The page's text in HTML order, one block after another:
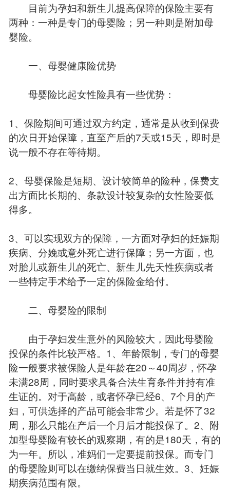
目前为孕妇和新生儿提高保障的保险主要有
两种：一种是专门的母婴险；另一种则是附加母
婴险。
一、母婴健康险优势
母婴险比起女性险具有一些优势：
1、保险期间可通过双方约定，通常是从收到保费
的次日开始保障，直至产后的7天或15天，即时是
说一般不存在等待期。
2、母婴保险是短期、设计较简单的险种，保费支
出方面比长期的、条款设计较复杂的女性险要低
得多。
3、可以实现双方的保障，一方面对孕妇的妊娠期
疾病、分娩或意外死亡进行保障；另一方面，也
对胎儿或新生儿的死亡、新生儿先天性疾病或者
一些特定手术给予一定的保险金给付。
二、母婴险的限制
由于孕妇发生意外的风险较大，因此母婴险
投保的条件比较严格。1、年龄限制，专门的母婴
险一般要求被保险人是年龄在20～40周岁，怀孕
未满28周，同时要求具备合法生育条件并持有准
生证的。对于高龄，或者怀孕已经6、7个月的产
妇，可供选择的产品可能会非常少。若是怀了32
周，那么只能在产后一个月后才能投保了。2、附
加型母婴险有较长的观察期，有的是180天，有的
为一年。所以，准妈们一定要提前投保。而专门
的母婴险则可以在缴纳保费当日就生效。3、妊娠
期疾病范围有限。